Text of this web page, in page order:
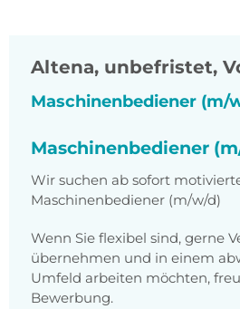
Altena, unbefristet,
Maschinenbediener (m/
Maschinenbediener
Wir suchen ab sofort
Maschinenbediener (m/w/d)
Wenn Sie flexibel sind, gerne
übernehmen und in einem
Umfeld arbeiten möchten,
Bewerbung.